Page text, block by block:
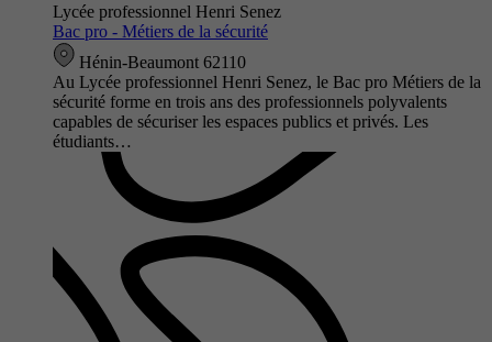
Lycée professionnel Henri Senez
Bac pro - Métiers de la sécurité
Hénin-Beaumont 62110
Au Lycée professionnel Henri Senez, le Bac pro Métiers de la
sécurité forme en trois ans des professionnels polyvalents
capables de sécuriser les espaces publics et privés. Les
étudiants…